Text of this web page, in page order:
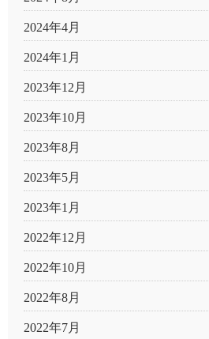
2024年4月
2024年1月
2023年12月
2023年10月
2023年8月
2023年5月
2023年1月
2022年12月
2022年10月
2022年8月
2022年7月